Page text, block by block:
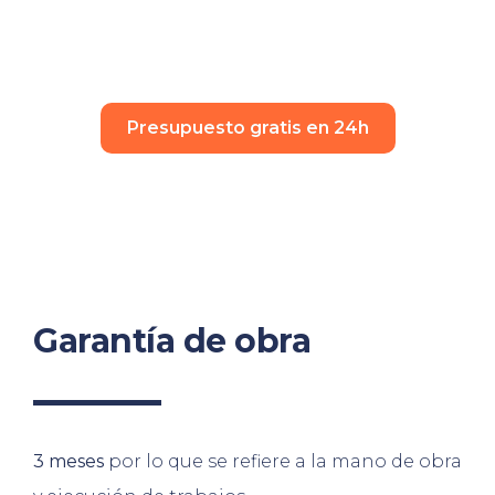
Presupuesto gratis en 24h
Garantía de obra
3 meses por lo que se refiere a la mano de obra